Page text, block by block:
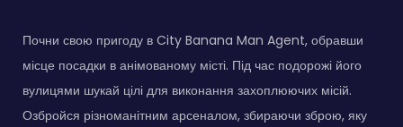
Почни свою пригоду в City Banana Man Agent, обравши
місце посадки в анімованому місті. Під час подорожі його
вулицями шукай цілі для виконання захоплюючих місій.
Озбройся різноманітним арсеналом, збираючи зброю, яку